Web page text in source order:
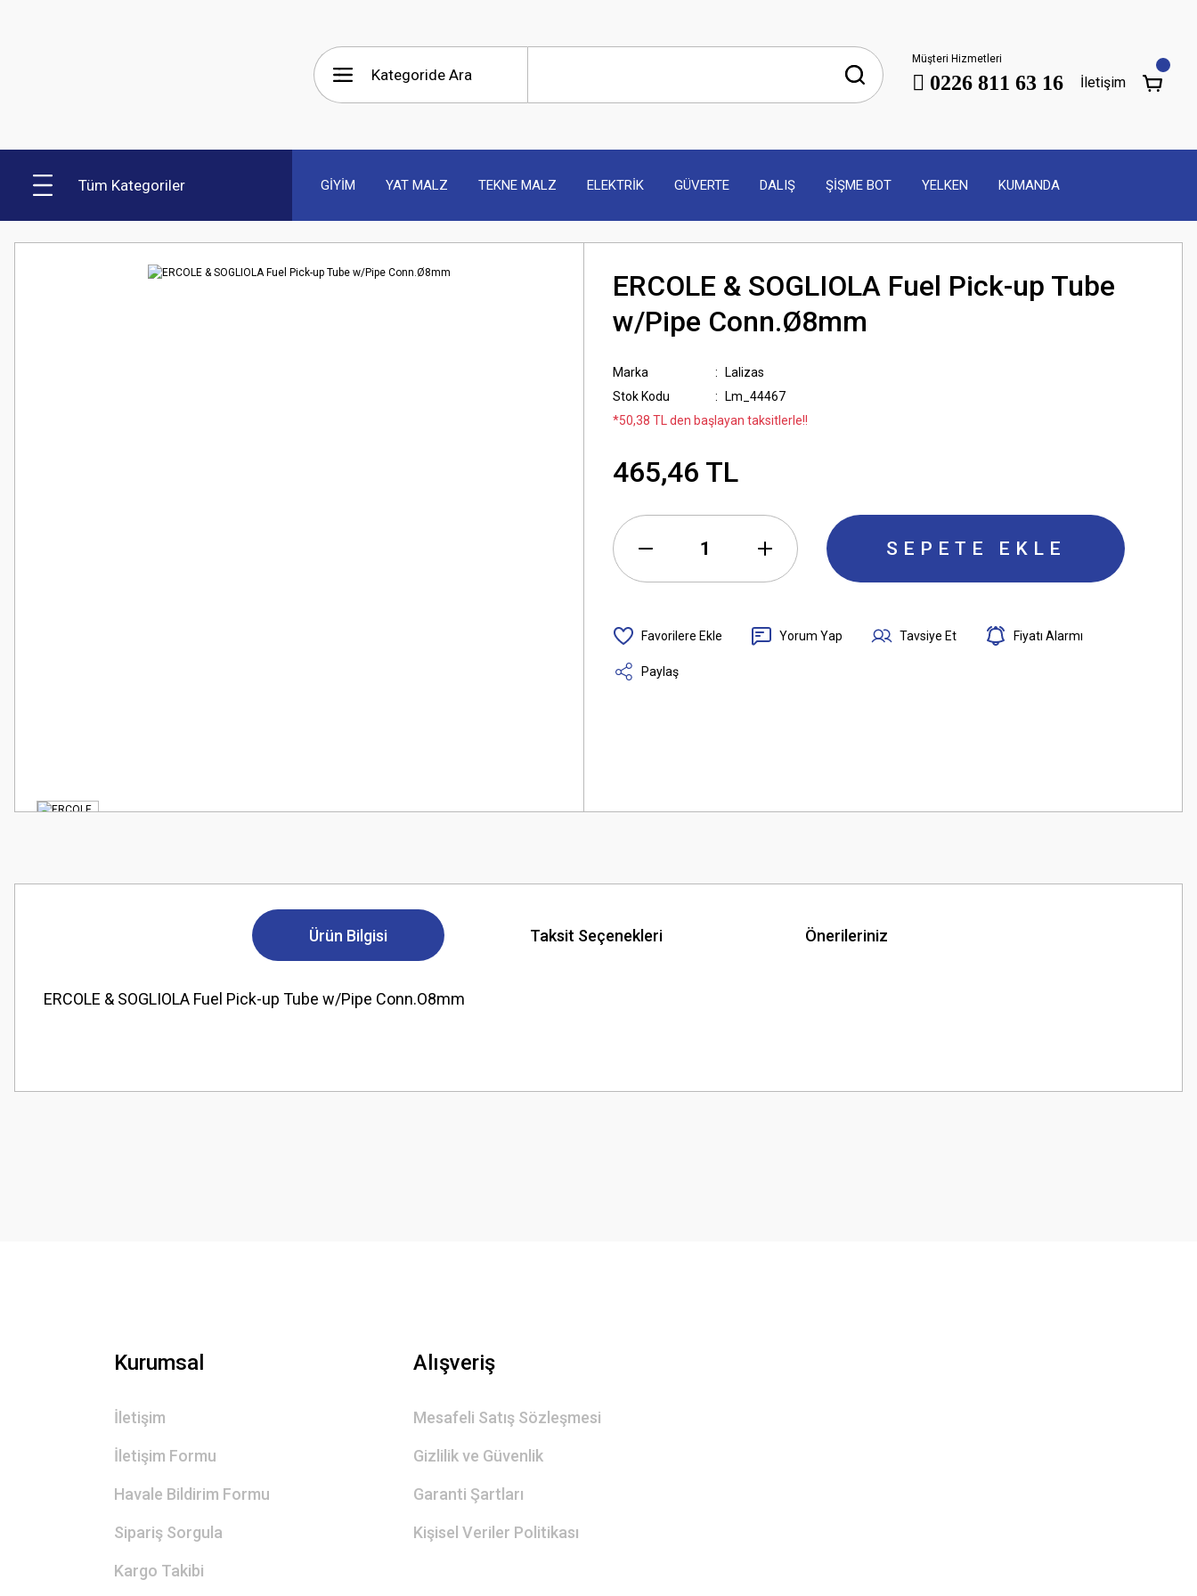
Müşteri Hizmetleri
0226 811 63 16 İletişim
Tüm Kategoriler GİYİM YAT MALZ TEKNE MALZ ELEKTRİK GÜVERTE DALIŞ ŞİŞME BOT YELKEN KUMANDA
ERCOLE & SOGLIOLA Fuel Pick-up Tube
w/Pipe Conn.Ø8mm
Marka
Lalizas
Stok Kodu
Lm_44467
*50,38 TL den başlayan taksitlerle!!
465,46 TL
SEPETE EKLE
Yorum Yap Tavsiye Et Fiyatı Alarmı
Paylaş
Ürün Bilgisi Taksit Seçenekleri Önerileriniz
ERCOLE & SOGLIOLA Fuel Pick-up Tube w/Pipe Conn.O8mm
Görüş ve önerileriniz için teşekkür ederiz.
Kurumsal
İletişim
İletişim Formu
Havale Bildirim Formu
Sipariş Sorgula
Kargo Takibi
Alışveriş
Mesafeli Satış Sözleşmesi
Gizlilik ve Güvenlik
Garanti Şartları
Kişisel Veriler Politikası